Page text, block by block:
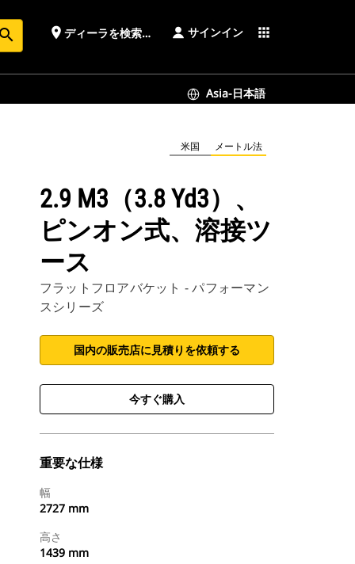
search place ディーラを検索する サインイン apps
Asia-日本語
米国 メートル法
2.9 M3（3.8 Yd3）、
ピンオン式、溶接ツ
ース
フラットフロアバケット - パフォーマン
スシリーズ
国内の販売店に見積りを依頼する
今すぐ購入
重要な仕様
幅
2727 mm
高さ
1439 mm